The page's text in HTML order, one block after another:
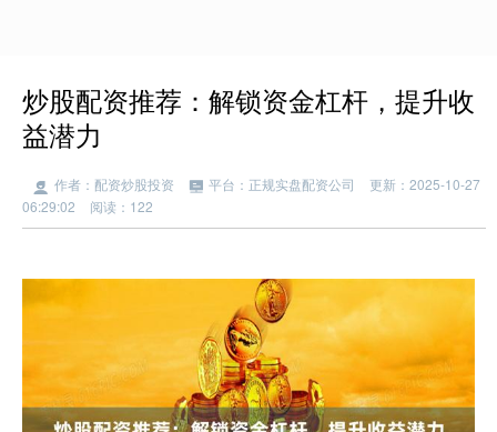
炒股配资推荐：解锁资金杠杆，提升收
益潜力
作者：配资炒股投资 平台：正规实盘配资公司
更新：2025-10-27
06:29:02
阅读：122